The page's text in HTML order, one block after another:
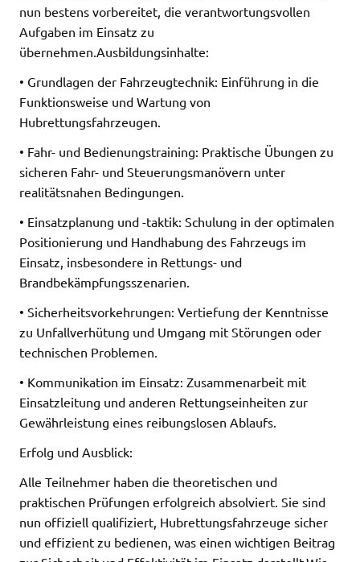
nun bestens vorbereitet, die verantwortungsvollen
Aufgaben im Einsatz zu
übernehmen.Ausbildungsinhalte:
• Grundlagen der Fahrzeugtechnik: Einführung in die
Funktionsweise und Wartung von
Hubrettungsfahrzeugen.
• Fahr- und Bedienungstraining: Praktische Übungen zu
sicheren Fahr- und Steuerungsmanövern unter
realitätsnahen Bedingungen.
• Einsatzplanung und -taktik: Schulung in der optimalen
Positionierung und Handhabung des Fahrzeugs im
Einsatz, insbesondere in Rettungs- und
Brandbekämpfungsszenarien.
• Sicherheitsvorkehrungen: Vertiefung der Kenntnisse
zu Unfallverhütung und Umgang mit Störungen oder
technischen Problemen.
• Kommunikation im Einsatz: Zusammenarbeit mit
Einsatzleitung und anderen Rettungseinheiten zur
Gewährleistung eines reibungslosen Ablaufs.
Erfolg und Ausblick:
Alle Teilnehmer haben die theoretischen und
praktischen Prüfungen erfolgreich absolviert. Sie sind
nun offiziell qualifiziert, Hubrettungsfahrzeuge sicher
und effizient zu bedienen, was einen wichtigen Beitrag